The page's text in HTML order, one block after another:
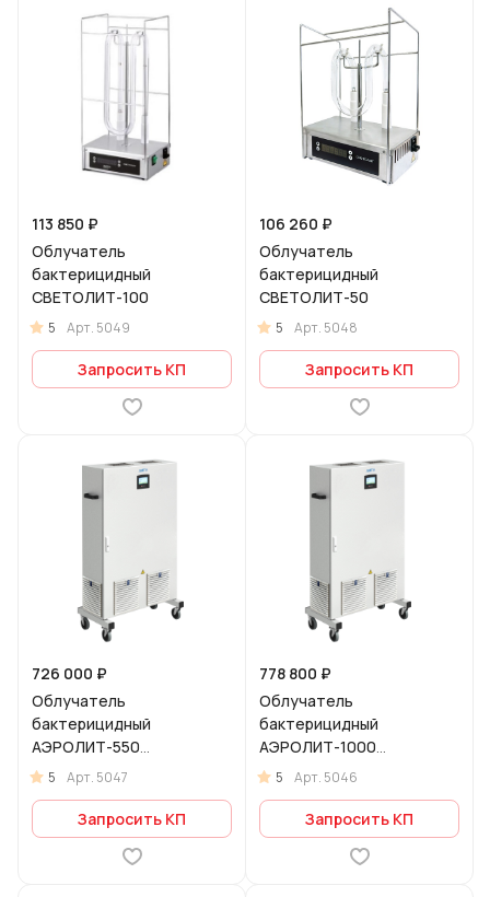
113 850 ₽
Облучатель
бактерицидный
СВЕТОЛИТ-100
5 Арт. 5049
Запросить КП
106 260 ₽
Облучатель
бактерицидный
СВЕТОЛИТ-50
5 Арт. 5048
Запросить КП
726 000 ₽
Облучатель
бактерицидный
АЭРОЛИТ-550
рециркулятор
5 Арт. 5047
Запросить КП
778 800 ₽
Облучатель
бактерицидный
АЭРОЛИТ-1000
рециркулятор
5 Арт. 5046
Запросить КП